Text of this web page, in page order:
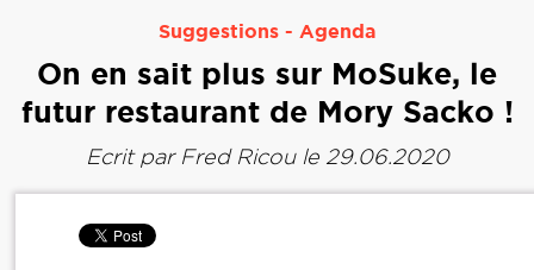
Suggestions - Agenda
On en sait plus sur MoSuke, le
futur restaurant de Mory Sacko !
Ecrit par Fred Ricoule 29.06.2020